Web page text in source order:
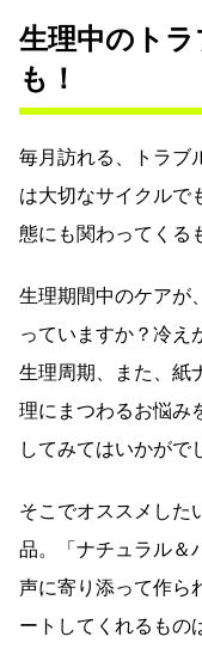
生理中のト
も！
毎月訪れる、トラブ
は大切なサイクルで
態にも関わってくる
生理期間中のケアが
っていますか？冷え
生理周期、また、紙
理にまつわるお悩み
してみてはいかがで
そこでオススメした
品。「ナチュラル＆
声に寄り添って作ら
ートしてくれるもの